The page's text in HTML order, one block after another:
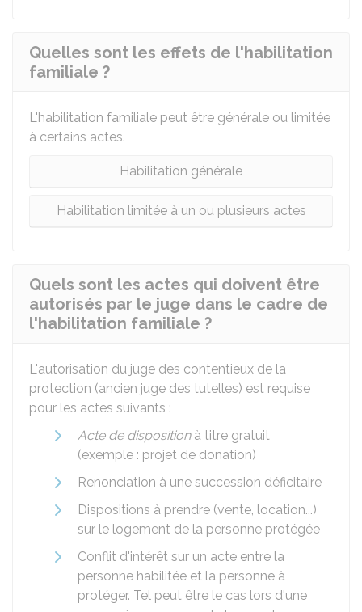
Quelles sont les effets de l'habilitation
familiale ?
L'habilitation familiale peut être générale ou limitée
à certains actes.
Habilitation générale
Habilitation limitée à un ou plusieurs actes
Quels sont les actes qui doivent être
autorisés par le juge dans le cadre de
l'habilitation familiale ?
L'autorisation du juge des contentieux de la
protection (ancien juge des tutelles) est requise
pour les actes suivants :
Acte de dispositionà titre gratuit
(exemple : projet de donation)
Renonciation à une succession déficitaire
Dispositions à prendre (vente, location...)
sur le logement de la personne protégée
Conflit d'intérêt sur un acte entre la
personne habilitée et la personne à
protéger. Tel peut être le cas lors d'une